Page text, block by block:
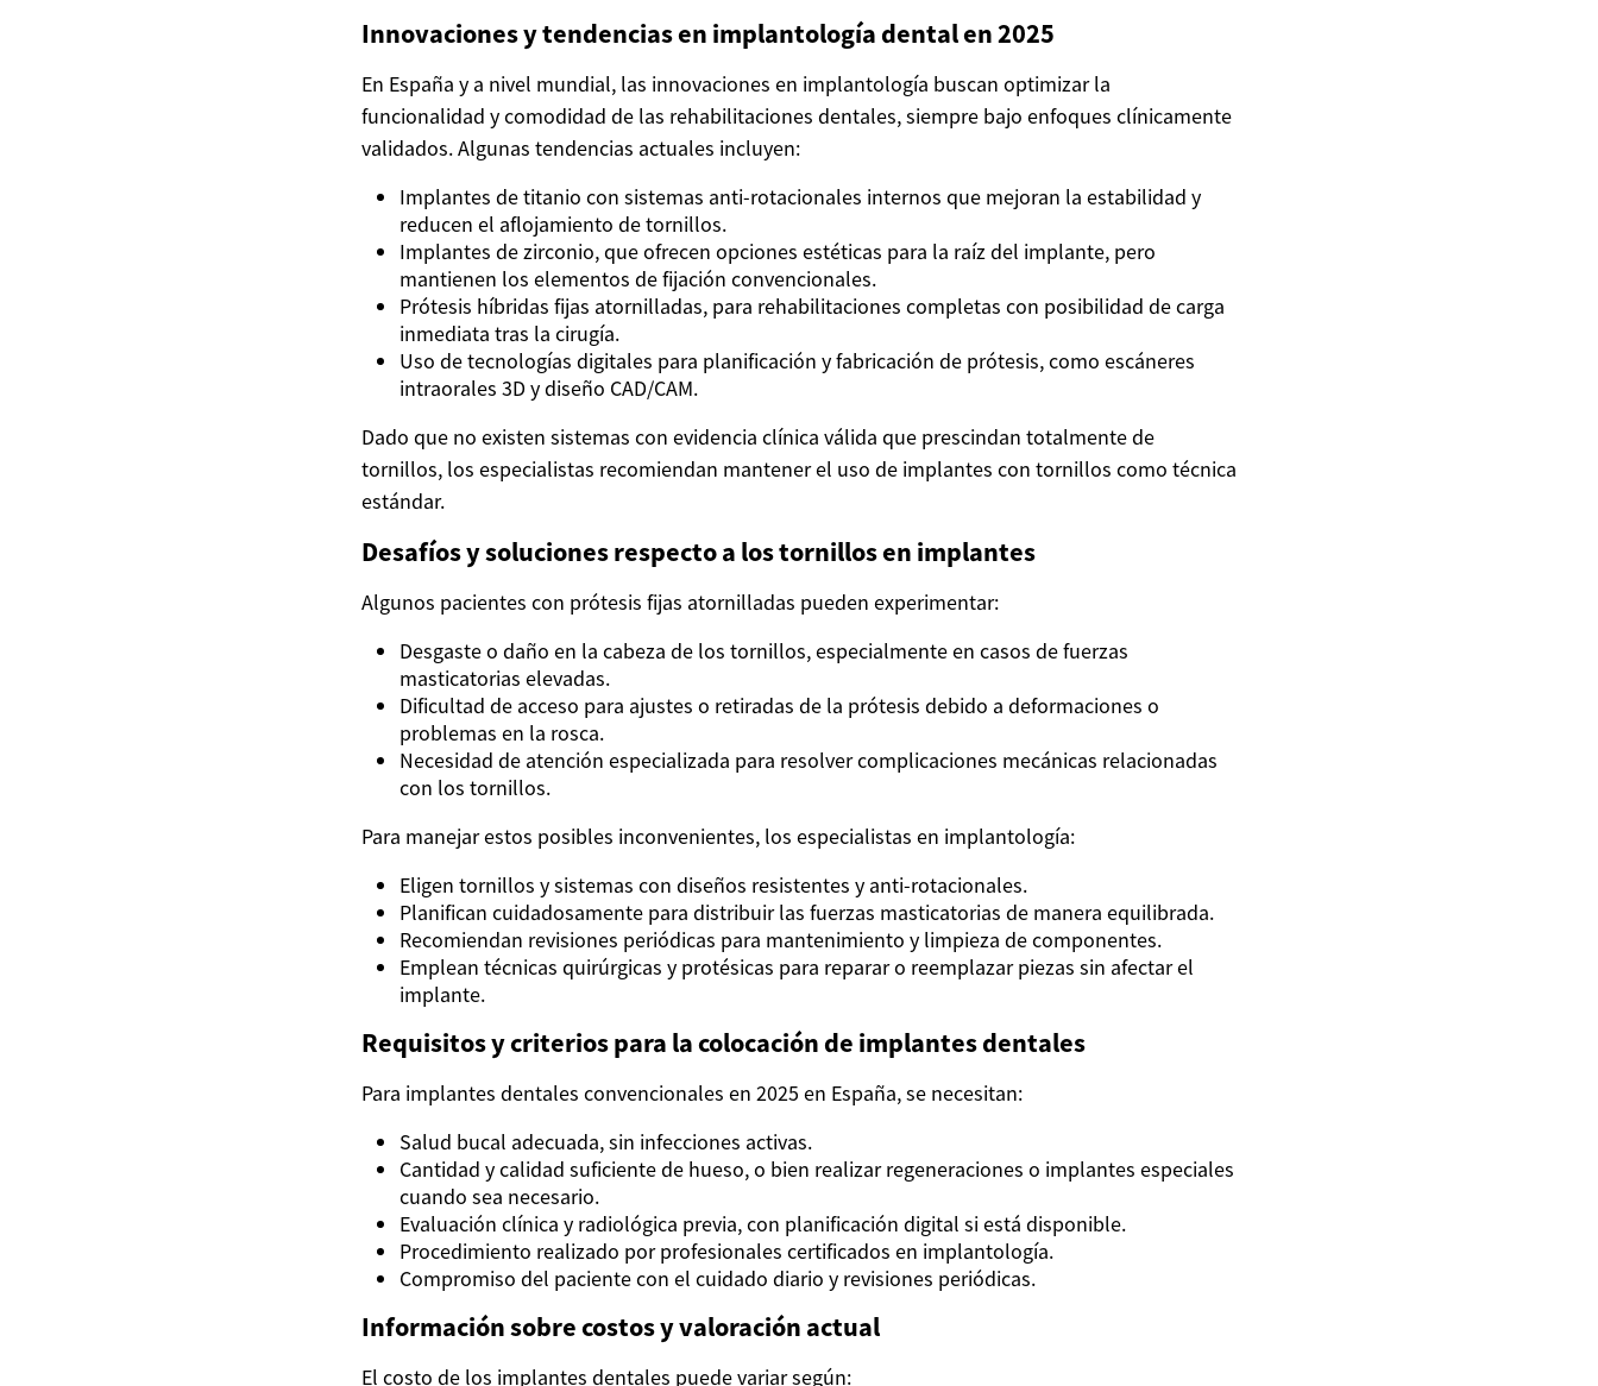
Innovaciones y tendencias en implantología dental en 2025
En España y a nivel mundial, las innovaciones en implantología buscan optimizar la
funcionalidad y comodidad de las rehabilitaciones dentales, siempre bajo enfoques clínicamente
validados. Algunas tendencias actuales incluyen:
Implantes de titanio con sistemas anti-rotacionales internos que mejoran la estabilidad y
reducen el aflojamiento de tornillos.
Implantes de zirconio, que ofrecen opciones estéticas para la raíz del implante, pero
mantienen los elementos de fijación convencionales.
Prótesis híbridas fijas atornilladas, para rehabilitaciones completas con posibilidad de carga
inmediata tras la cirugía.
Uso de tecnologías digitales para planificación y fabricación de prótesis, como escáneres
intraorales 3D y diseño CAD/CAM.
Dado que no existen sistemas con evidencia clínica válida que prescindan totalmente de
tornillos, los especialistas recomiendan mantener el uso de implantes con tornillos como técnica
estándar.
Desafíos y soluciones respecto a los tornillos en implantes
Algunos pacientes con prótesis fijas atornilladas pueden experimentar:
Desgaste o daño en la cabeza de los tornillos, especialmente en casos de fuerzas
masticatorias elevadas.
Dificultad de acceso para ajustes o retiradas de la prótesis debido a deformaciones o
problemas en la rosca.
Necesidad de atención especializada para resolver complicaciones mecánicas relacionadas
con los tornillos.
Para manejar estos posibles inconvenientes, los especialistas en implantología:
Eligen tornillos y sistemas con diseños resistentes y anti-rotacionales.
Planifican cuidadosamente para distribuir las fuerzas masticatorias de manera equilibrada.
Recomiendan revisiones periódicas para mantenimiento y limpieza de componentes.
Emplean técnicas quirúrgicas y protésicas para reparar o reemplazar piezas sin afectar el
implante.
Requisitos y criterios para la colocación de implantes dentales
Para implantes dentales convencionales en 2025 en España, se necesitan:
Salud bucal adecuada, sin infecciones activas.
Cantidad y calidad suficiente de hueso, o bien realizar regeneraciones o implantes especiales
cuando sea necesario.
Evaluación clínica y radiológica previa, con planificación digital si está disponible.
Procedimiento realizado por profesionales certificados en implantología.
Compromiso del paciente con el cuidado diario y revisiones periódicas.
Información sobre costos y valoración actual
El costo de los implantes dentales puede variar según: